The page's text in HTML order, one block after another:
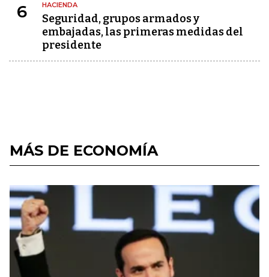
6 HACIENDA
Seguridad, grupos armados y
embajadas, las primeras medidas del
presidente
MÁS DE ECONOMÍA